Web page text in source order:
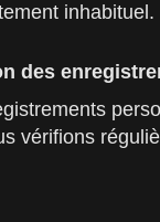
inhabituel.
des
vérifions